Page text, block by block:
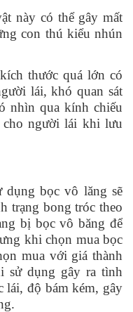
này có thể gây mất
con thú kiểu nhún
thước quá lớn có
lái, khó quan sát
nhìn qua kính chiếu
người lái khi lưu
dụng bọc vô lăng sẽ
trạng bong tróc theo
bị bọc vô băng để
khi chọn mua bọc
mua với giá thành
sử dụng gây ra tình
lái, độ bám kém, gây